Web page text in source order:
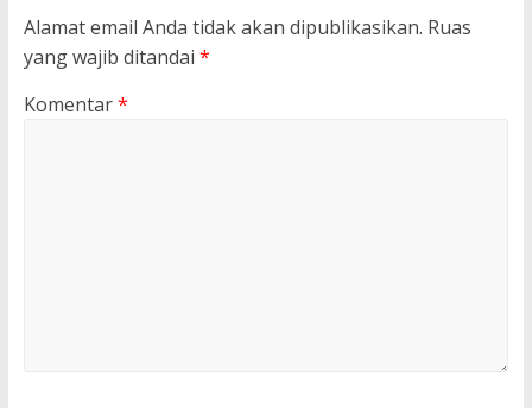
Alamat email Anda tidak akan dipublikasikan. Ruas
yang wajib ditandai *
Komentar*